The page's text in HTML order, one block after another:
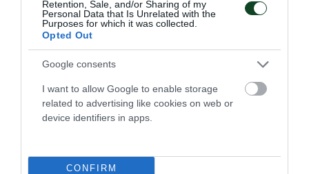
Retention, Sale, and/or Sharing of my
Personal Data that Is Unrelated with the
Purposes for which it was collected.
Opted Out
Google consents
I want to allow Google to enable storage
related to advertising like cookies on web or
device identifiers in apps.
CONFIRM
ΤΕΛΕΥΤΑΙΑ ΝΕΑ